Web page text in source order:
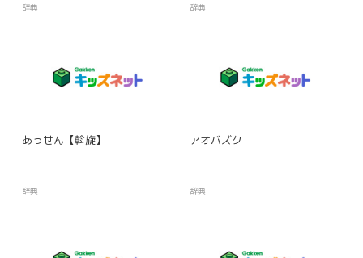
辞典 辞典
あっせん【斡旋】
辞典
アオバズク
辞典